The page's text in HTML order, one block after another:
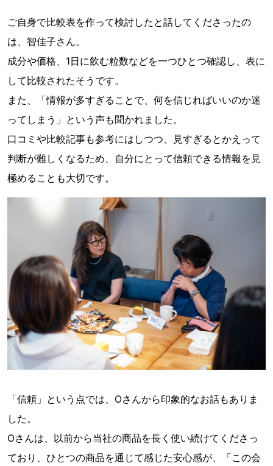
ご自身で比較表を作って検討したと話してくださったの
は、智佳子さん。
成分や価格、1日に飲む粒数などを一つひとつ確認し、表に
して比較されたそうです。
また、「情報が多すぎることで、何を信じればいいのか迷
ってしまう」という声も聞かれました。
口コミや比較記事も参考にはしつつ、見すぎるとかえって
判断が難しくなるため、自分にとって信頼できる情報を見
極めることも大切です。
「信頼」という点では、Oさんから印象的なお話もありま
した。
Oさんは、以前から当社の商品を長く使い続けてくださっ
ており、ひとつの商品を通じて感じた安心感が、「この会